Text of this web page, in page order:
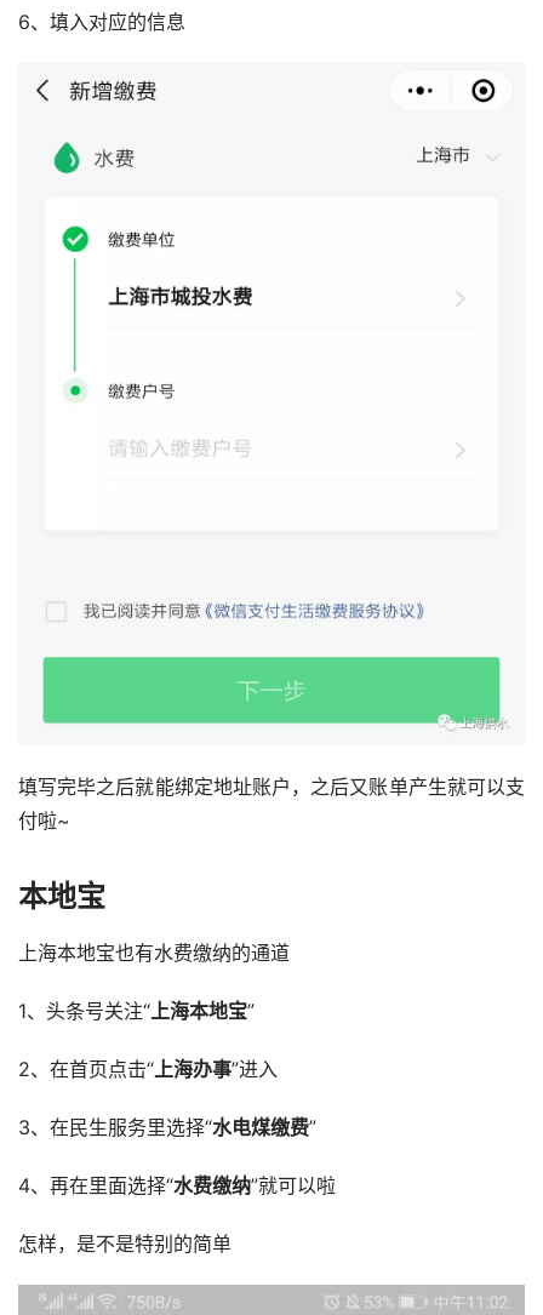
6、填入对应的信息
填写完毕之后就能绑定地址账户，之后又账单产生就可以支
付啦~
本地宝
上海本地宝也有水费缴纳的通道
1、头条号关注“ 上海本地宝”
2、在首页点击“ 上海办事”进入
3、在民生服务里选择“水电煤缴费”
4、再在里面选择“水费缴纳”就可以啦
怎样，是不是特别的简单